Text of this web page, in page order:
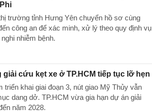
trường tỉnh Hưng Yên chuyển hồ sơ cùng
công an để xác minh, xử lý theo quy định vụ
nhiễm bệnh.
giải cứu kẹt xe ở TP.HCM tiếp tục lỡ hẹn
triển khai giai đoạn 3, nút giao Mỹ Thủy vẫn
dang dở. TP.HCM vừa gia hạn dự án giải
năm 2028.